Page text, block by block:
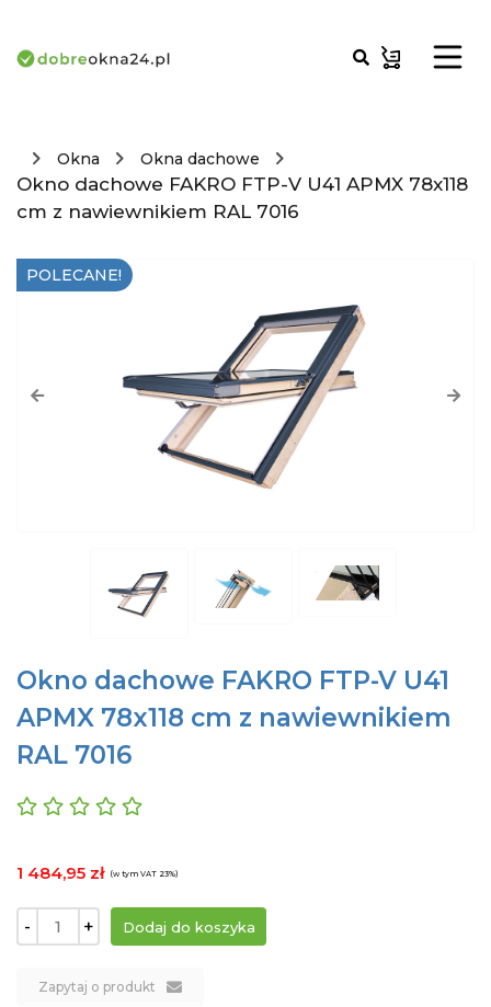
Okna Okna dachowe
Okno dachowe FAKRO FTP-V U41 APMX 78x118
cm z nawiewnikiem RAL 7016
POLECANE!
Okno dachowe FAKRO FTP-V U41
APMX 78x118 cm z nawiewnikiem
RAL 7016
1 484,95 zł (w tym VAT 23%)
- +
Zapytaj o produkt